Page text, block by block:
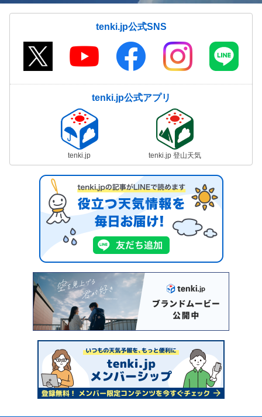
tenki.jp公式SNS
tenki.jp公式アプリ
tenki.jp tenki.jp 登山天気